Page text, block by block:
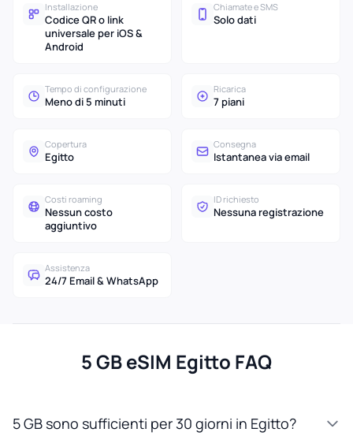
Installazione
Codice QR o link
universale per iOS &
Android
Chiamate e SMS
Solo dati
Tempo di configurazione
Meno di 5 minuti
Ricarica
7 piani
Copertura
Egitto
Consegna
Istantanea via email
Costi roaming
Nessun costo
aggiuntivo
ID richiesto
Nessuna registrazione
Assistenza
24/7 Email & WhatsApp
5 GB eSIM Egitto FAQ
5 GB sono sufficienti per 30 giorni in Egitto?